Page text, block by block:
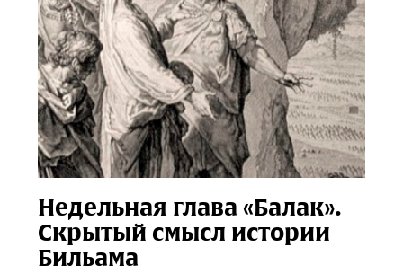
Недельная глава «Балак».
Скрытый смысл истории
Бильама